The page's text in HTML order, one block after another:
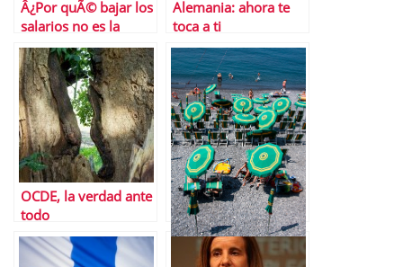
Â¿Por quÃ© bajar los
salarios no es la
soluciÃ³n a la crisis?
Alemania: ahora te
toca a ti
OCDE, la verdad ante
todo